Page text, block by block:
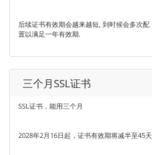
后续证书有效期会越来越短, 到时候会多次配
置以满足一年有效期.
三个月SSL证书
SSL证书，能用三个月
2028年2月16日起‌，证书有效期将‌减半至45天